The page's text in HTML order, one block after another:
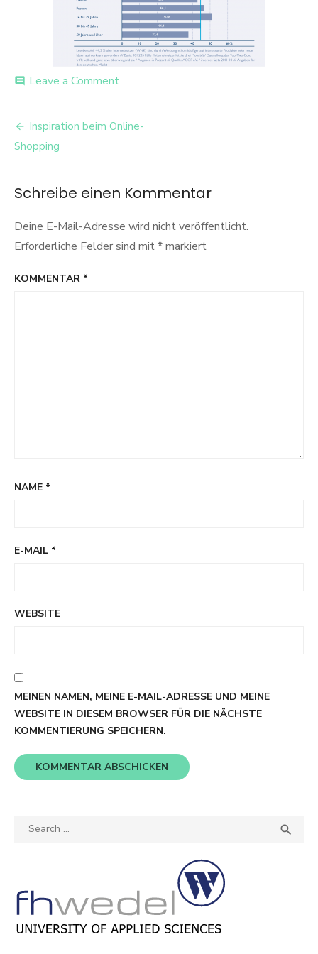
comment Leave a Commenton
Online
Beitrags-
Navigation
Inspiration beim Online-
Shopping
Schreibe einen Kommentar
Deine E-Mail-Adresse wird nicht veröffentlicht.
Erforderliche Felder sind mit*markiert
KOMMENTAR *
NAME *
E-MAIL *
WEBSITE
MEINEN NAMEN, MEINE E-MAIL-ADRESSE UND MEINE
WEBSITE IN DIESEM BROWSER FÜR DIE NÄCHSTE
KOMMENTIERUNG SPEICHERN.
Search
